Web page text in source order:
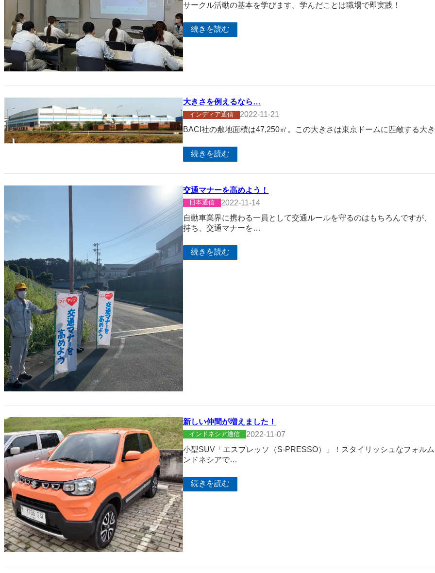
サークル活動の基本を学びます。学んだことは職場で即実践！
続きを読む
大きさを例えるなら…
インディア通信
2022-11-21
BACI社の敷地面積は47,250㎡。この大きさは東京ドームに匹敵する大き
続きを読む
交通マナーを高めよう！
日本通信
2022-11-14
自動車業界に携わる一員として交通ルールを守るのはもちろんですが
持ち、交通マナーを…
続きを読む
新しい仲間が増えました！
インドネシア通信
2022-11-07
小型SUV「エスプレッソ（S-PRESSO）」！スタイリッシュなフォル
ンドネシアで…
続きを読む